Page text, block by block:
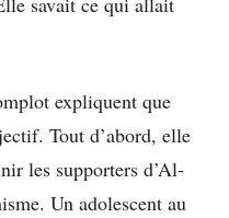
expliquent que
Tout d’abord, elle
les supporters d’Al-
Un adolescent au